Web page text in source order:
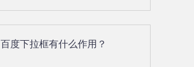
百度下拉框有什么作用？